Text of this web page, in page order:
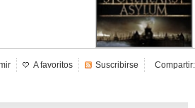
Compartir:
A favoritos Suscribirse